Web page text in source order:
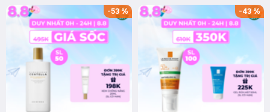
25ml (SL Có Hạn)
-53% -43%